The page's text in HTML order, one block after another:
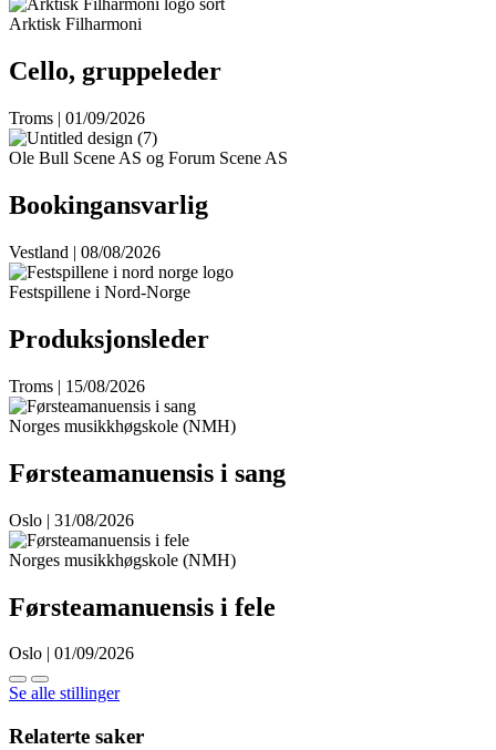
Arktisk Filharmoni
Cello, gruppeleder
Troms | 01/09/2026
Ole Bull Scene AS og Forum Scene AS
Bookingansvarlig
Vestland | 08/08/2026
Festspillene i Nord-Norge
Produksjonsleder
Troms | 15/08/2026
Norges musikkhøgskole (NMH)
Førsteamanuensis i sang
Oslo | 31/08/2026
Norges musikkhøgskole (NMH)
Førsteamanuensis i fele
Oslo | 01/09/2026
Se alle stillinger
Relaterte saker